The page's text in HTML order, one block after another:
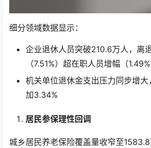
细分领域数据显示：
企业退休人员突破210.6万人，离
（7.51%）超在职人员增幅（1.49%
机关单位退休金支出压力同步增
加3.34%
居民参保理性回调
城乡居民养老保险覆盖量收窄至